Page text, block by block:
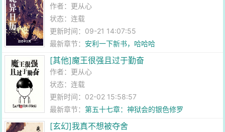
作者： 更从心
状态：连载
更新时间：09-21 14:07:55
最新章节： 安利一下新书，哈哈哈
[其他]魔王很强且过于勤奋
作者： 更从心
状态：连载
更新时间：02-02 15:58:57
最新章节：第五十七章：神狱会的银色修罗
[玄幻]我真不想被夺舍